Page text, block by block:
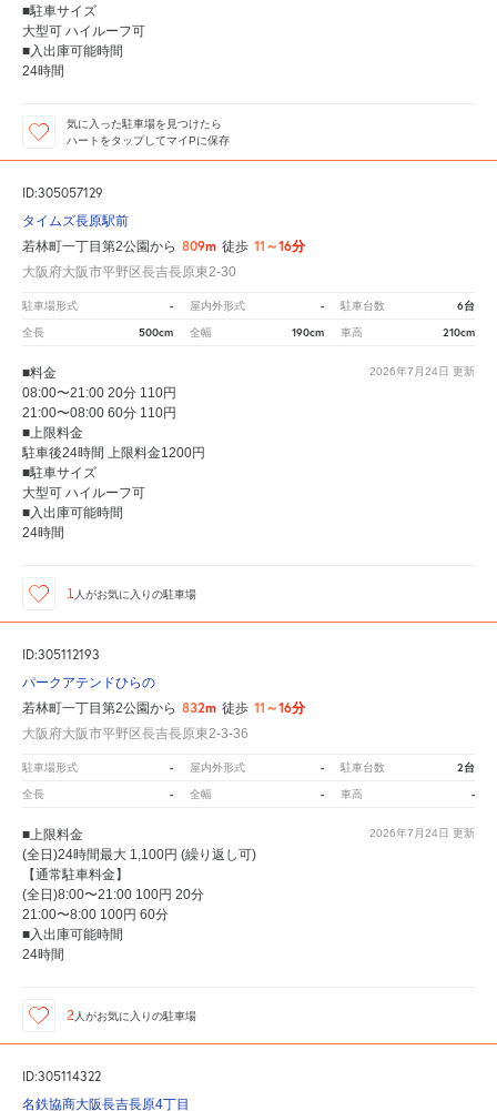
■駐車サイズ
大型可 ハイルーフ可
■入出庫可能時間
24時間
気に入った駐車場を見つけたら
ハートをタップしてマイPに保存
ID:305057129
タイムズ長原駅前
若林町一丁目第2公園から 809m 徒歩 11～16分
大阪府大阪市平野区長吉長原東2-30
駐車場形式 - 屋内外形式 - 駐車台数 6台
全長 500cm 全幅 190cm 車高 210cm
2026年7月24日 更新
■料金
08:00〜21:00 20分 110円
21:00〜08:00 60分 110円
■上限料金
駐車後24時間 上限料金1200円
■駐車サイズ
大型可 ハイルーフ可
■入出庫可能時間
24時間
1 人がお気に入りの駐車場
ID:305112193
パークアテンドひらの
若林町一丁目第2公園から 832m 徒歩 11～16分
大阪府大阪市平野区長吉長原東2-3-36
駐車場形式 - 屋内外形式 - 駐車台数 2台
全長 - 全幅 - 車高 -
2026年7月24日 更新
■上限料金
(全日)24時間最大 1,100円 (繰り返し可)
【通常駐車料金】
(全日)8:00〜21:00 100円 20分
21:00〜8:00 100円 60分
■入出庫可能時間
24時間
2 人がお気に入りの駐車場
ID:305114322
名鉄協商大阪長吉長原4丁目